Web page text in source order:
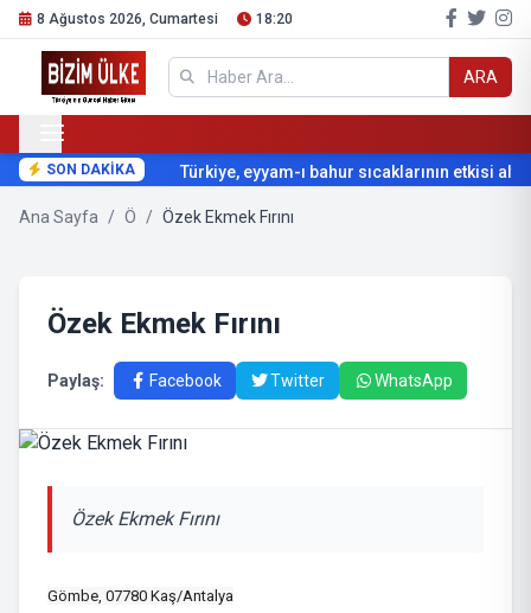
8 Ağustos 2026, Cumartesi 18:20
ARA
SON DAKİKA Türkiye, eyyam-ı bahur sıcaklarının etkisi
Ana Sayfa / Ö / Özek Ekmek Fırını
Özek Ekmek Fırını
Paylaş: Facebook Twitter WhatsApp
Özek Ekmek Fırını
Gömbe, 07780 Kaş/Antalya